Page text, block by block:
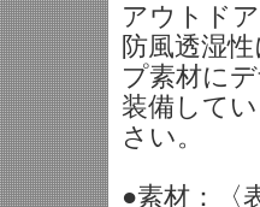
アウトド
防風透湿
プ素材に
装備して
さい。
●素材：〈